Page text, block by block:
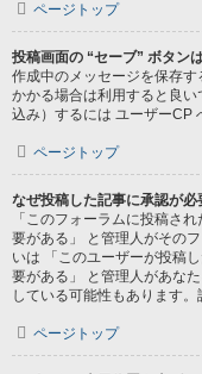
ページトップ
投稿画面の “セーブ” ボタン
作成中のメッセージを保存
かかる場合は利用すると良
込み）するには ユーザーCP
ページトップ
なぜ投稿した記事に承認が必
「このフォーラムに投稿さ
要がある」 と管理人がその
いは 「このユーザーが投稿
要がある」 と管理人があな
している可能性もあります
ページトップ